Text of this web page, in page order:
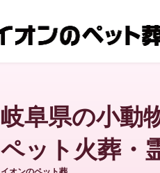
岐阜県の小動
ペット火葬・